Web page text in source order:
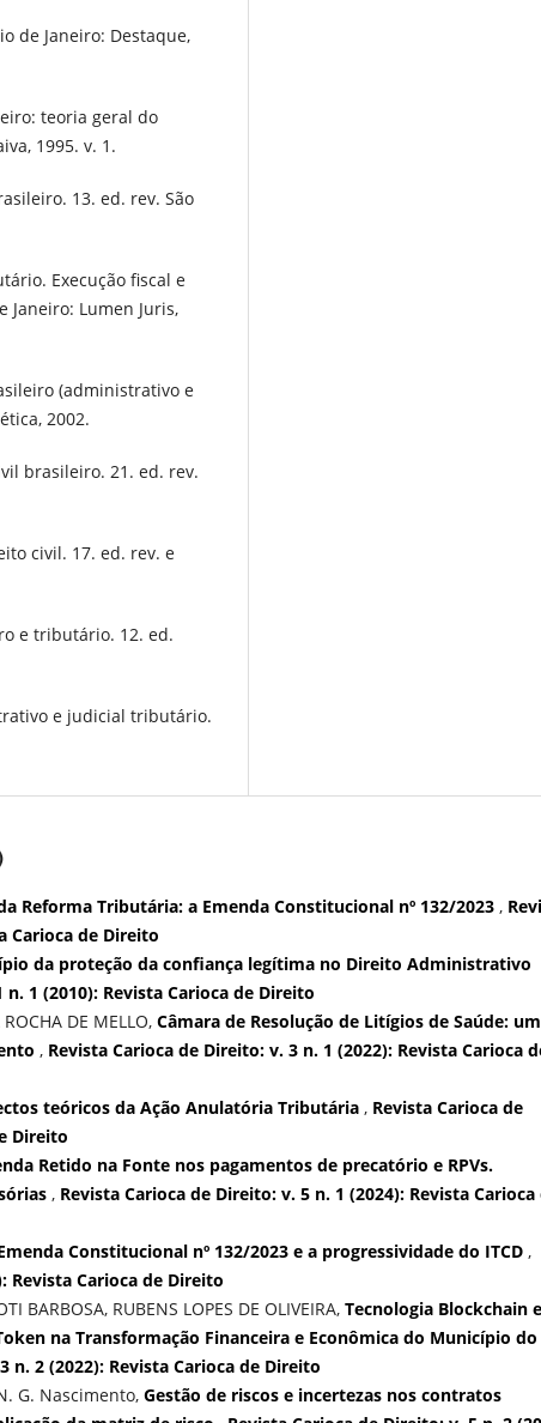
de Janeiro: Destaque,
teoria geral do
1995. v. 1.
13. ed. rev. São
Execução fiscal e
Janeiro: Lumen Juris,
(administrativo e
2002.
brasileiro. 21. ed. rev.
civil. 17. ed. rev. e
e tributário. 12. ed.
e judicial tributário.
Reforma Tributária: a Emenda Constitucional nº 132/2023 ,
Carioca de Direito
da proteção da confiança legítima no Direito Administrativo
1 (2010): Revista Carioca de Direito
DE MELLO, Câmara de Resolução de Litígios de Saúde:
, Revista Carioca de Direito: v. 3 n. 1 (2022): Revista Carioca
teóricos da Ação Anulatória Tributária , Revista Carioca de
Direito
Retido na Fonte nos pagamentos de precatório e RPVs.
, Revista Carioca de Direito: v. 5 n. 1 (2024): Revista Carioca
Constitucional nº 132/2023 e a progressividade do ITCD ,
Revista Carioca de Direito
BARBOSA, RUBENS LOPES DE OLIVEIRA, Tecnologia Blockchain e
na Transformação Financeira e Econômica do Município do
n. 2 (2022): Revista Carioca de Direito
G. Nascimento, Gestão de riscos e incertezas nos contratos